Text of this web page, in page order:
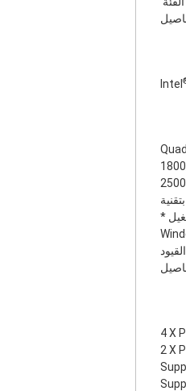
Intel
* نظرًا لقيود نظام التشغيل، قد تقل السعة الفعلية للذاكرة عن 4 جيجابايت بهدف لادخارها لاستخدام النظام في نظام التشغيل
4 X
2 X